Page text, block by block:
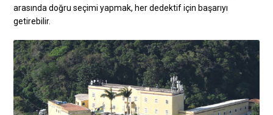
arasında doğru seçimi yapmak, her dedektif için başarıyı
getirebilir.